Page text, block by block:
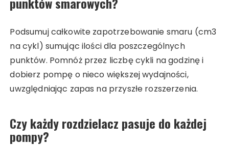
Podsumuj całkowite zapotrzebowanie smaru (cm3
na cykl) sumując ilości dla poszczególnych
punktów. Pomnóż przez liczbę cykli na godzinę i
dobierz pompę o nieco większej wydajności,
uwzględniając zapas na przyszłe rozszerzenia.
Czy każdy rozdzielacz pasuje do każdej
pompy?